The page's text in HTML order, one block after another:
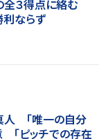
全３得点に絡む
ならず
人 「唯一の自分
「ピッチでの存在